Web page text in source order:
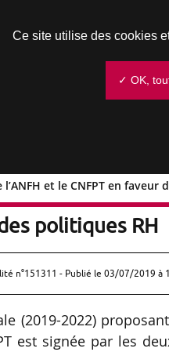
et le CNFPT en
et le
politiques RH
n°151311 - Publié le 03/07/2019 à
(2019-2022)
est signée par les
Ce site utilise des cookies
✓ OK,